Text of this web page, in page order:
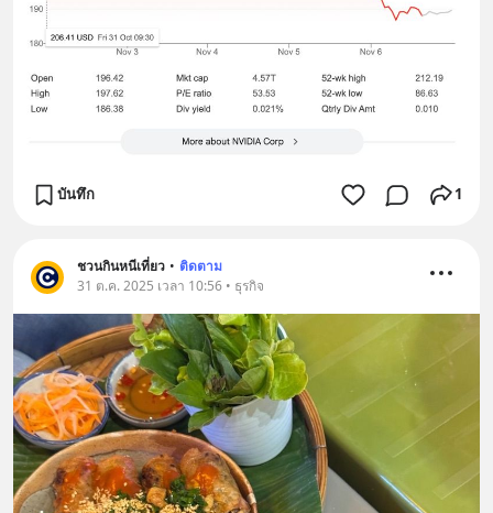
บันทึก 1
ชวนกินหนีเที่ยว • ติดตาม
31 ต.ค. 2025 เวลา 10:56 • ธุรกิจ